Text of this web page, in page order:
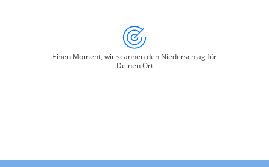
Einen Moment, wir scannen den Niederschlag für
Deinen Ort